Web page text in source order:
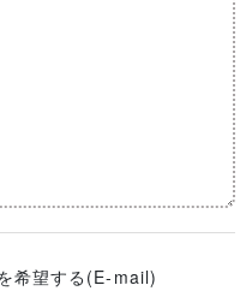
希望する(E-mail)